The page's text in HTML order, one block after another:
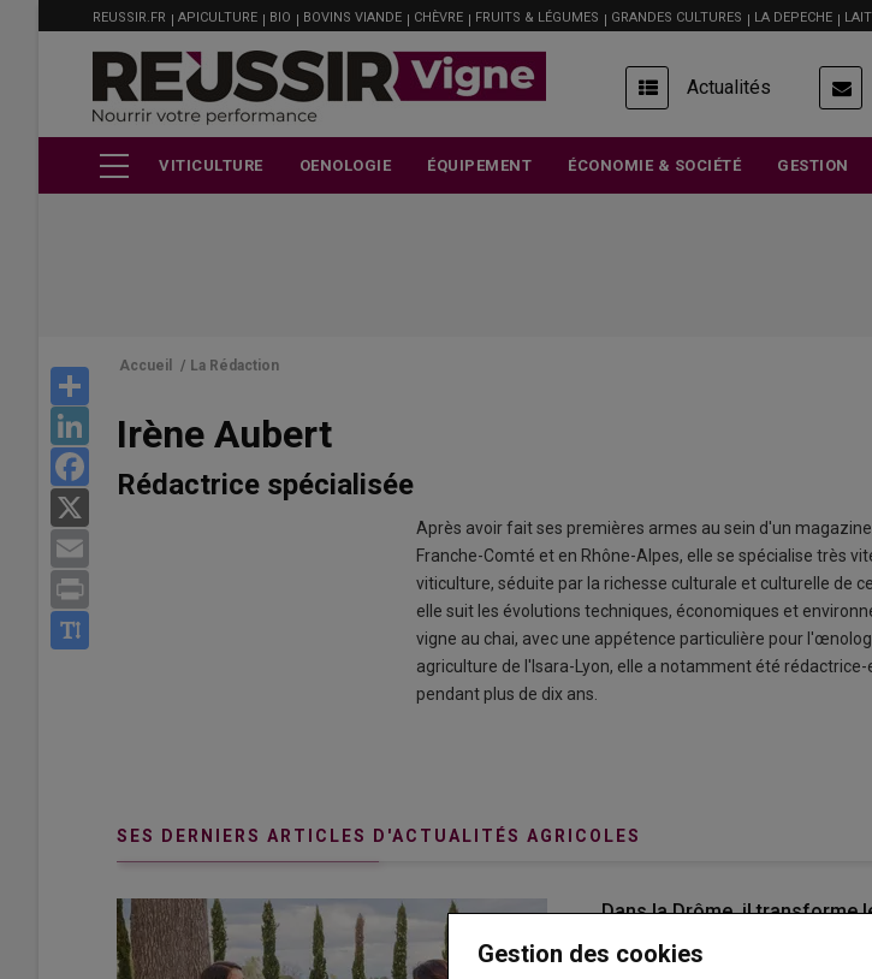
MENU
FILIÈRE
REUSSIR.FR APICULTURE BIO BOVINS VIANDE CHÈVRE FRUITS & LÉGUMES GRANDES CULTURES LA DEPECHE LAIT
USER
ACCOUNT
MENU
Actualités
VITICULTURE OENOLOGIE ÉQUIPEMENT ÉCONOMIE & SOCIÉTÉ GESTION
LinkedIn
Accueil / La Rédaction
Irène Aubert
Rédactrice spécialisée
Après avoir fait ses premières armes au sein d'un
Franche-Comté et en Rhône-Alpes, elle se spécialise très
viticulture, séduite par la richesse culturale et culturelle de
elle suit les évolutions techniques, économiques et
vigne au chai, avec une appétence particulière pour
agriculture de l'Isara-Lyon, elle a notamment été
pendant plus de dix ans.
SES DERNIERS ARTICLES D'ACTUALITÉS AGRICOLES
Dans la Drôme, il transforme
04 août 2026 - 10:00
Gestion des cookies